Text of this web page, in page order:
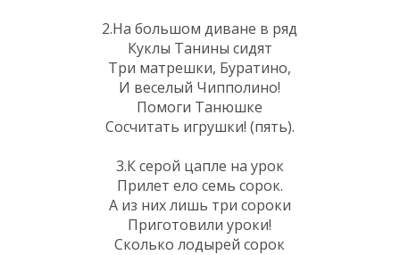
2.На большом диване в ряд
Куклы Танины сидят
Три матрешки, Буратино,
И веселый Чипполино!
Помоги Танюшке
Сосчитать игрушки! (пять).
3.К серой цапле на урок
Прилет ело семь сорок.
А из них лишь три сороки
Приготовили уроки!
Сколько лодырей сорок